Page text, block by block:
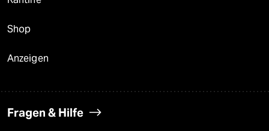
Shop
Anzeigen
Fragen & Hilfe